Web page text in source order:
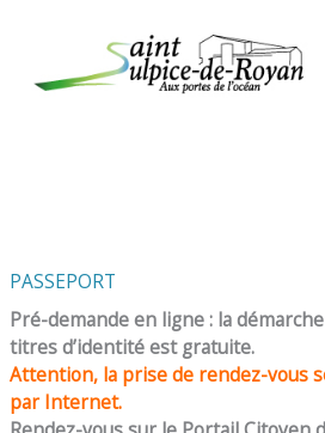
PASSEPORT
Pré-demande en ligne : la
titres d’identité est gratuite.
Attention, la prise de rendez-vous
par Internet.